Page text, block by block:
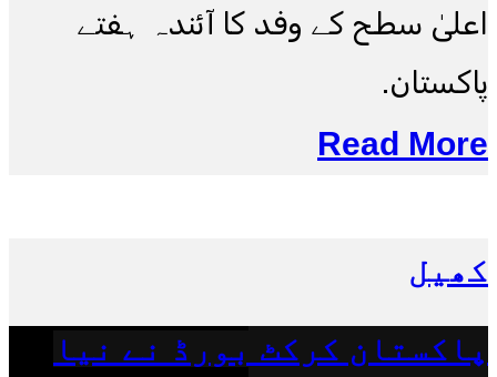
اعلیٰ سطح کے وفد کا آئندہ ہفتے
پاکستان.
Read More
کھیل
پاکستان کرکٹ بورڈ نے نیا